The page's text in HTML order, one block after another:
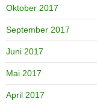
Oktober 2017
September 2017
Juni 2017
Mai 2017
April 2017